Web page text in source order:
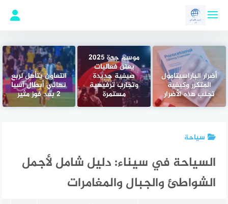
أضرار الباراسيتامول
المتكرر وكيفية
تجنب هذه الأضرار
موسم جدة 2025
يعلن فعاليات
صيفية جديدة
وتجارب ترفيهية
مستمرة
التعاون يتأهل لربع
نهائي أبطال آسيا
2 بعد فوز مثير
سياحة
السياحة في سيناء: دليل شامل لأجمل
الشواطئ والجبال والمغامرات